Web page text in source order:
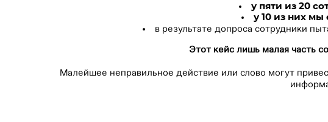
у пяти из 20
у 10 из них мы
в результате допроса сотрудники
Этот кейс лишь малая часть
Малейшее неправильное действие или слово могут